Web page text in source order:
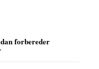
forbereder